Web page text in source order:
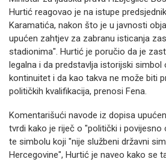
Hurtić reagovao je na istupe
Karamatića, nakon što je u javnosti
upućen zahtjev za zabranu isticanja
stadionima". Hurtić je poručio da je
legalna i da predstavlja istorijski simbol
kontinuitet i da kao takva ne može biti
političkih kvalifikacija, prenosi Fena.
Komentarišući navode iz dopisa
tvrdi kako je riječ o "politički i
te simbolu koji "nije službeni državni
Hercegovine", Hurtić je naveo kako se